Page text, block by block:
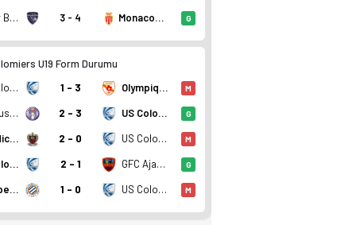
D'de 1. sırada, 0 puan. Kadro, fikstür ve canlı skor
SC Air Bel U19 3 - 4 Monaco U19 G
U19 Form Durumu
US Colomiers U19 1 - 3 Olympique Rovenain U19 M
Toulouse FC U19 2 - 3 US Colomiers U19 G
OGC Nice U19 2 - 0 US Colomiers U19 M
US Colomiers U19 2 - 1 GFC Ajaccio U19 G
Montpellier HSC U19 1 - 0 US Colomiers U19 M